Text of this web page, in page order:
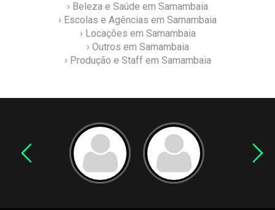
› Beleza e Saúde em Samambaia
› Escolas e Agências em Samambaia
› Locações em Samambaia
› Outros em Samambaia
› Produção e Staff em Samambaia